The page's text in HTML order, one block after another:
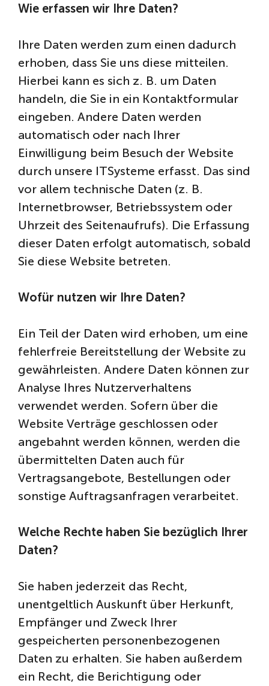
Wie erfassen wir Ihre Daten?
Ihre Daten werden zum einen dadurch
erhoben, dass Sie uns diese mitteilen.
Hierbei kann es sich z. B. um Daten
handeln, die Sie in ein Kontaktformular
eingeben. Andere Daten werden
automatisch oder nach Ihrer
Einwilligung beim Besuch der Website
durch unsere ITSysteme erfasst. Das sind
vor allem technische Daten (z. B.
Internetbrowser, Betriebssystem oder
Uhrzeit des Seitenaufrufs). Die Erfassung
dieser Daten erfolgt automatisch, sobald
Sie diese Website betreten.
Wofür nutzen wir Ihre Daten?
Ein Teil der Daten wird erhoben, um eine
fehlerfreie Bereitstellung der Website zu
gewährleisten. Andere Daten können zur
Analyse Ihres Nutzerverhaltens
verwendet werden. Sofern über die
Website Verträge geschlossen oder
angebahnt werden können, werden die
übermittelten Daten auch für
Vertragsangebote, Bestellungen oder
sonstige Auftragsanfragen verarbeitet.
Welche Rechte haben Sie bezüglich Ihrer
Daten?
Sie haben jederzeit das Recht,
unentgeltlich Auskunft über Herkunft,
Empfänger und Zweck Ihrer
gespeicherten personenbezogenen
Daten zu erhalten. Sie haben außerdem
ein Recht, die Berichtigung oder